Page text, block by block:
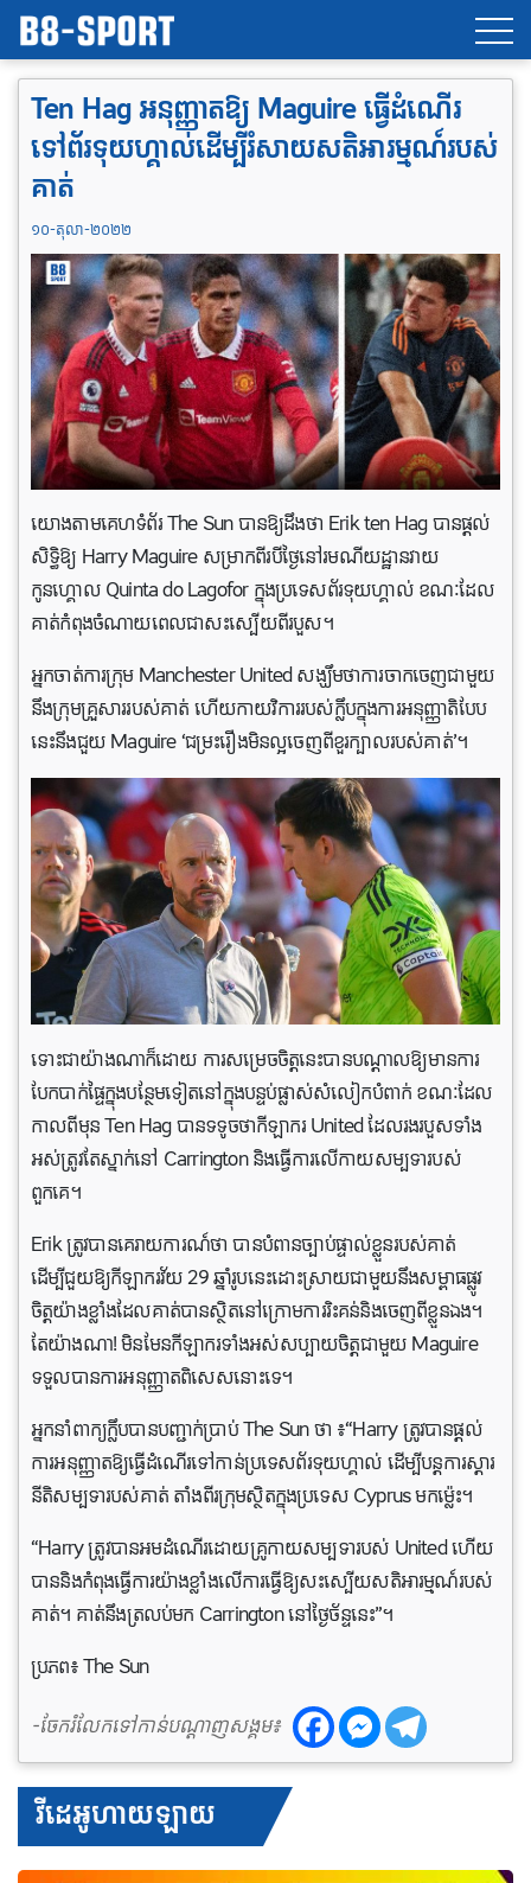
Ten Hag អនុញ្ញាតឱ្យ Maguire ធ្វើដំណើរ
ទៅព័រទុយហ្គាល់ដើម្បីរំសាយសតិអារម្មណ៍របស់
គាត់
១០-តុលា-២០២២
យោងតាមគេហទំព័រ The Sun បានឱ្យដឹងថា Erik ten Hag បានផ្តល់
សិទ្ធិឱ្យ Harry Maguire សម្រាកពីរបីថ្ងៃនៅរមណីយដ្ឋានវាយ
កូនហ្គោល Quinta do Lagofor ក្នុងប្រទេសព័រទុយហ្គាល់ ខណៈដែល
គាត់កំពុងចំណាយពេលជាសះស្បើយពីរបួស។
អ្នក​ចាត់​ការក្រុម​ Manchester United សង្ឃឹម​ថា​ការ​ចាកចេញ​ជាមួយ​
នឹង​ក្រុម​គ្រួសារ​របស់​គាត់​ ហើយ​កាយ​វិការ​របស់​ក្លឹប​ក្នុងការ​អនុញ្ញាតិបែប
នេះនឹង​ជួយ​ Maguire ‘ជម្រះ​រឿងមិនល្អចេញពីខួរក្បាល​របស់​គាត់’។
ទោះជាយ៉ាងណាក៏ដោយ ការសម្រេចចិត្តនេះបានបណ្តាលឱ្យមានការ
បែកបាក់ផ្ទៃក្នុងបន្ថែមទៀតនៅក្នុងបន្ទប់ផ្លាស់សំលៀកបំពាក់ ខណៈដែល
កាលពីមុន Ten Hag បានទទូចថាកីឡាករ United ដែលរងរបួសទាំង
អស់ត្រូវតែស្នាក់នៅ Carrington និងធ្វើការលើកាយសម្បទារបស់
ពួកគេ។
Erik ត្រូវបានគេរាយការណ៍ថា បានបំពានច្បាប់ផ្ទាល់ខ្លួនរបស់គាត់
ដើម្បីជួយឱ្យកីឡាករវ័យ 29 ឆ្នាំរូបនេះដោះស្រាយជាមួយនឹងសម្ពាធផ្លូវ
ចិត្តយ៉ាងខ្លាំងដែលគាត់បានស្ថិតនៅក្រោមការ​រិះគន់និង​ចេញពីខ្លួនឯង។
តែយ៉ាងណា! មិនមែនកីឡាករទាំងអស់សប្បាយចិត្តជាមួយ Maguire
ទទួលបានការអនុញ្ញាតពិសេសនោះទេ។
អ្នកនាំពាក្យក្លឹបបានបញ្ជាក់ប្រាប់ The Sun ថា ៖“Harry ត្រូវបានផ្តល់
ការអនុញ្ញាតឱ្យធ្វើដំណើរទៅកាន់ប្រទេសព័រទុយហ្គាល់ ដើម្បីបន្តការស្តារ
នីតិសម្បទារបស់គាត់ តាំងពីរ​ក្រុមស្ថិតក្នុងប្រទេស Cyprus មកម្ល៉េះ។
“Harry ត្រូវ​បាន​អម​ដំណើរ​ដោយគ្រូ​កាយសម្បទា​របស់ United ហើយ​
បាន​និង​កំពុង​ធ្វើ​ការ​យ៉ាង​ខ្លាំង​លើ​ការ​ធ្វើឱ្យ​សះស្បើយសតិអារម្មណ៍​របស់​
គាត់។ គាត់​នឹង​ត្រលប់​មក Carrington នៅ​ថ្ងៃ​ច័ន្ទនេះ”។
ប្រភព៖ The Sun
-ចែករំលែកទៅកាន់បណ្តាញសង្គម៖
វីដេអូហាយឡាយ